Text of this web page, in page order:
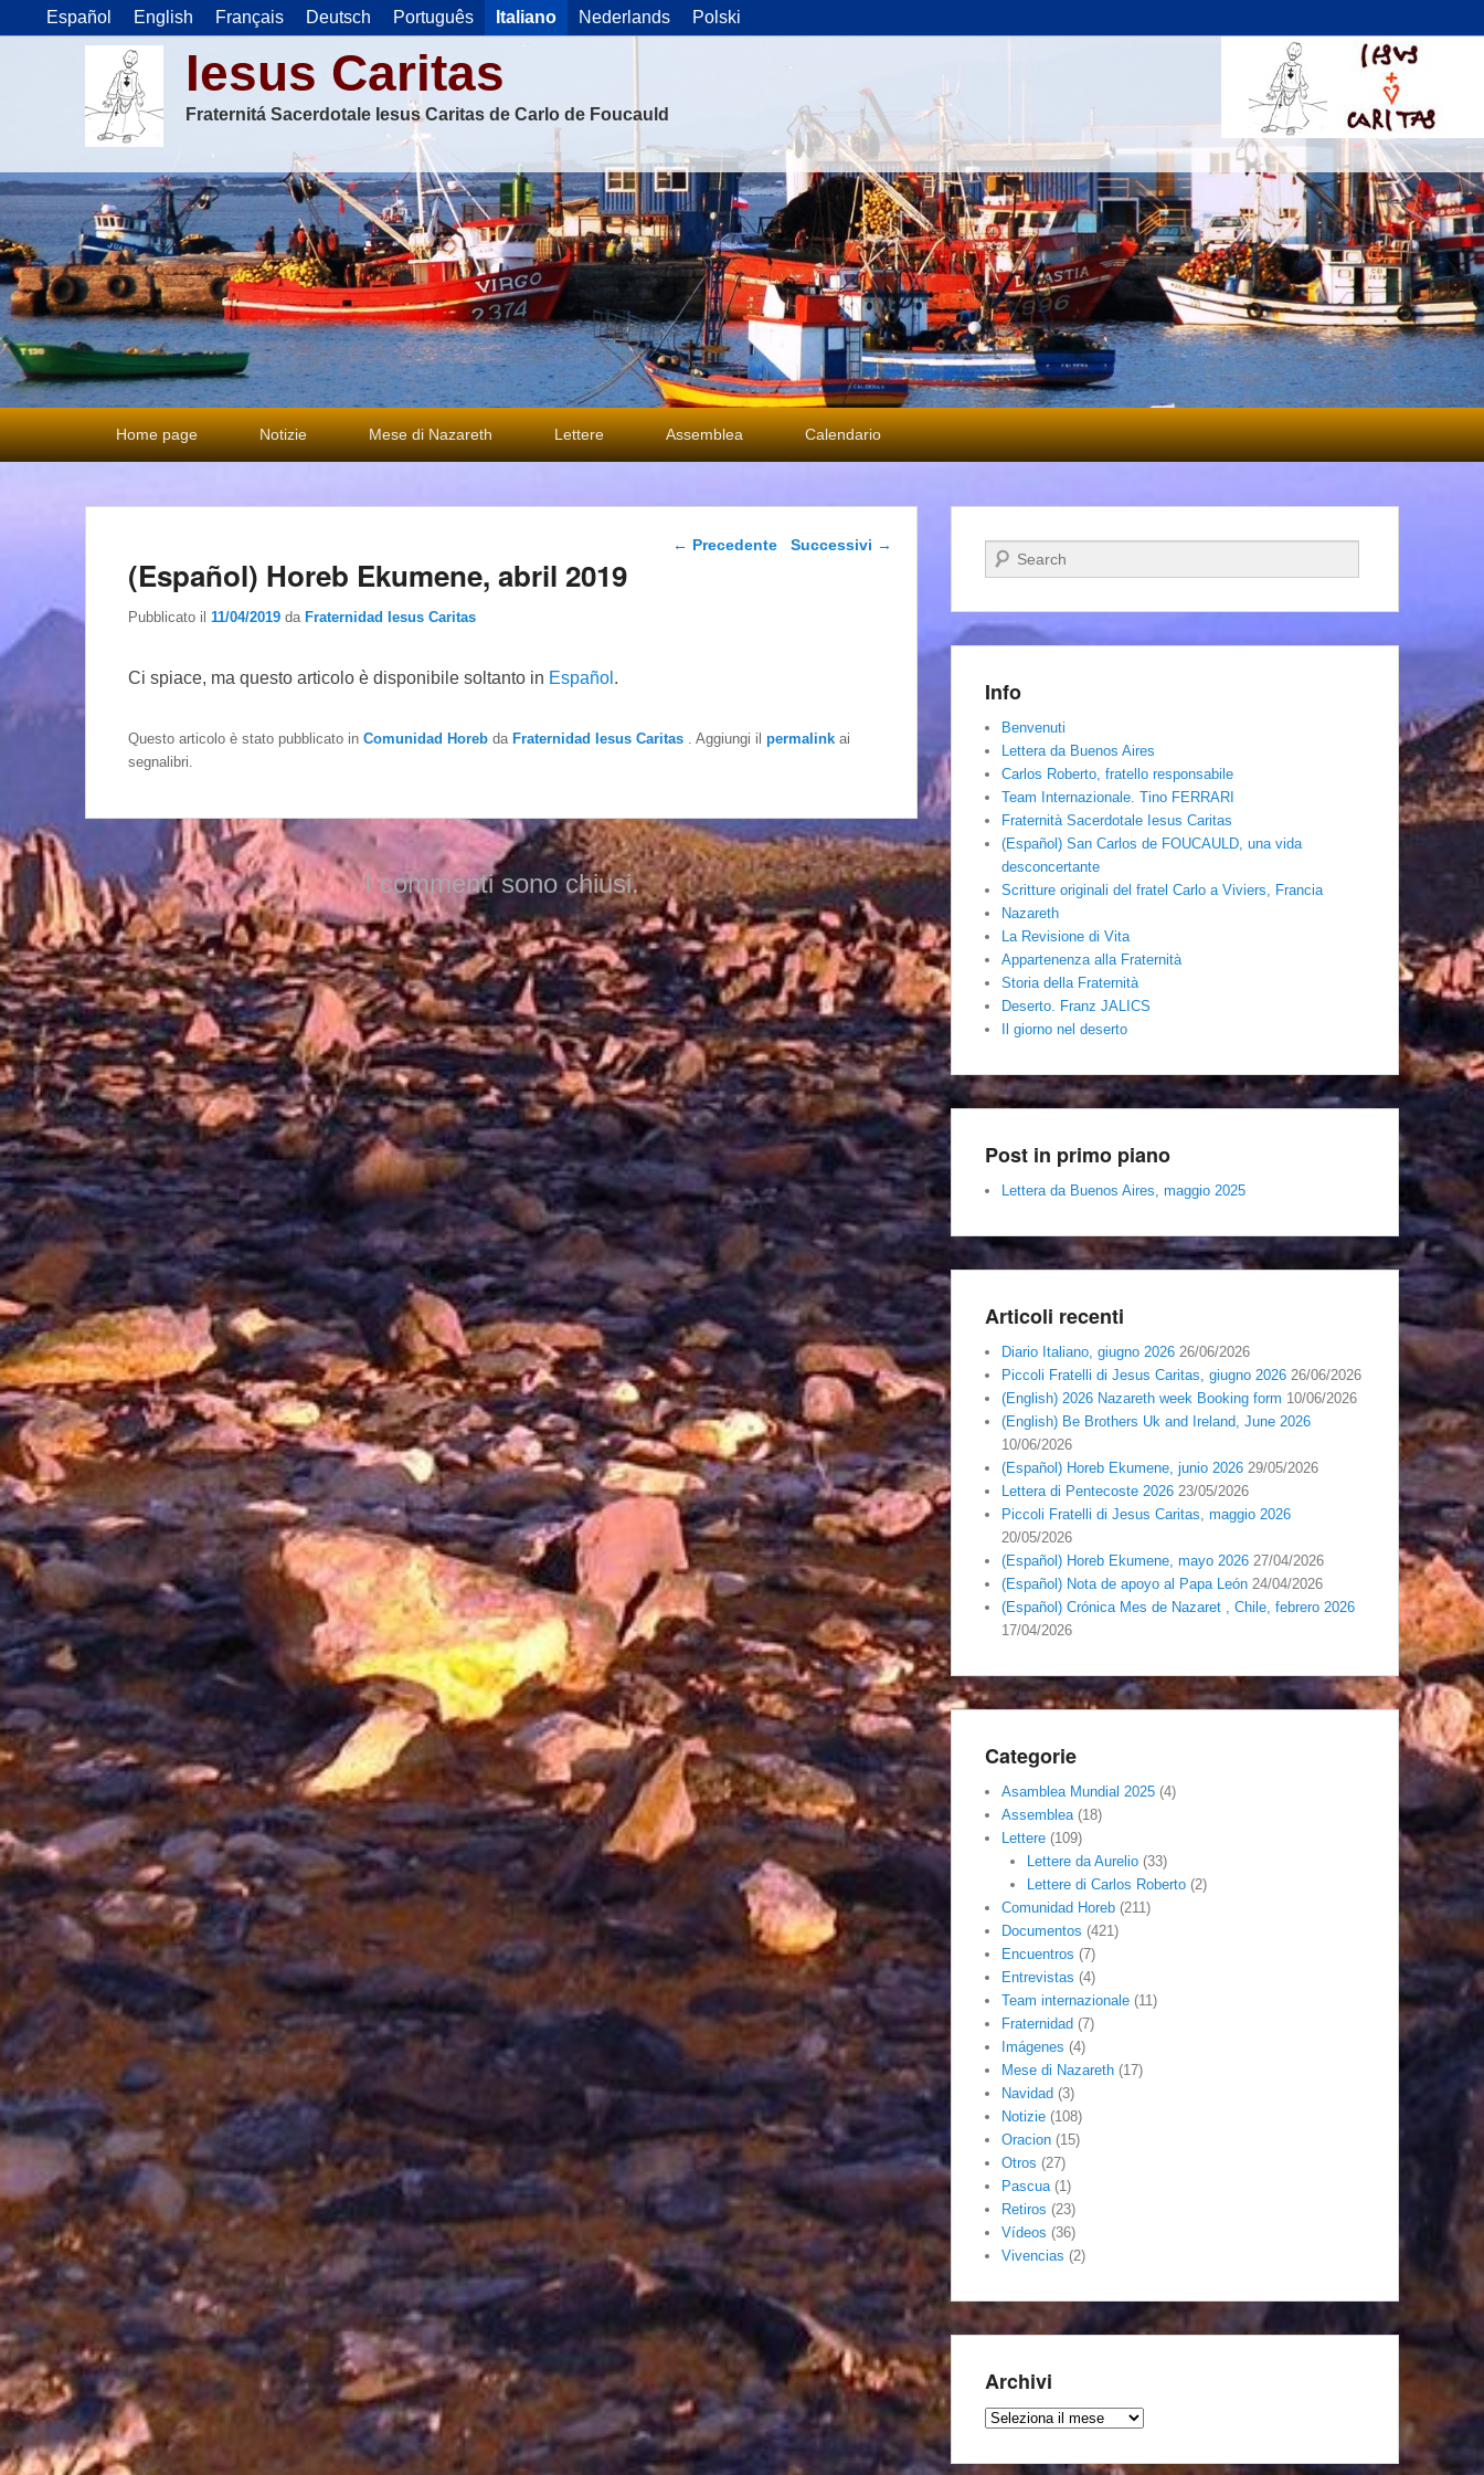
Español English Français Deutsch Português Italiano Nederlands Polski
Iesus Caritas
Fraternitá Sacerdotale Iesus Caritas de Carlo de Foucauld
Menu
principale
Home page Notizie Mese di Nazareth Lettere Assemblea Calendario
Navigazione articolo
← Precedente Successivi →
(Español) Horeb Ekumene, abril 2019
Pubblicato il 11/04/2019 da Fraternidad Iesus Caritas
Ci spiace, ma questo articolo è disponibile soltanto in Español .
Questo articolo è stato pubblicato in Comunidad Horeb da Fraternidad Iesus Caritas . Aggiungi il permalink ai
segnalibri.
I commenti sono chiusi.
Cerca
Info
Benvenuti
Lettera da Buenos Aires
Carlos Roberto, fratello responsabile
Team Internazionale. Tino FERRARI
Fraternità Sacerdotale Iesus Caritas
(Español) San Carlos de FOUCAULD, una vida
desconcertante
Scritture originali del fratel Carlo a Viviers, Francia
Nazareth
La Revisione di Vita
Appartenenza alla Fraternità
Storia della Fraternità
Deserto. Franz JALICS
Il giorno nel deserto
Post in primo piano
Lettera da Buenos Aires, maggio 2025
Articoli recenti
Diario Italiano, giugno 2026 26/06/2026
Piccoli Fratelli di Jesus Caritas, giugno 2026 26/06/2026
(English) 2026 Nazareth week Booking form 10/06/2026
(English) Be Brothers Uk and Ireland, June 2026
10/06/2026
(Español) Horeb Ekumene, junio 2026 29/05/2026
Lettera di Pentecoste 2026 23/05/2026
Piccoli Fratelli di Jesus Caritas, maggio 2026
20/05/2026
(Español) Horeb Ekumene, mayo 2026 27/04/2026
(Español) Nota de apoyo al Papa León 24/04/2026
(Español) Crónica Mes de Nazaret , Chile, febrero 2026
17/04/2026
Categorie
Asamblea Mundial 2025 (4)
Assemblea(18)
Lettere (109)
Lettere da Aurelio(33)
Lettere di Carlos Roberto(2)
Comunidad Horeb (211)
Documentos (421)
Encuentros (7)
Entrevistas (4)
Team internazionale (11)
Fraternidad (7)
Imágenes (4)
Mese di Nazareth (17)
Navidad (3)
Notizie (108)
Oracion (15)
Otros (27)
Pascua(1)
Retiros (23)
Vídeos (36)
Vivencias (2)
Archivi
Archivi